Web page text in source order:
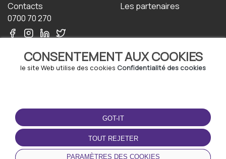
CONSENTEMENT AUX COOKIES
le site Web utilise des cookies Confidentialité des cookies
GOT-IT
TOUT REJETER
PARAMÈTRES DES COOKIES
Contacts
0700 70 270
Les partenaires
TERMS-OF-USE
Termes et conditions
Politique de confidentialité
Politique relative aux
cookies
TÉLÉCHARGEZ
L'APPLICATION